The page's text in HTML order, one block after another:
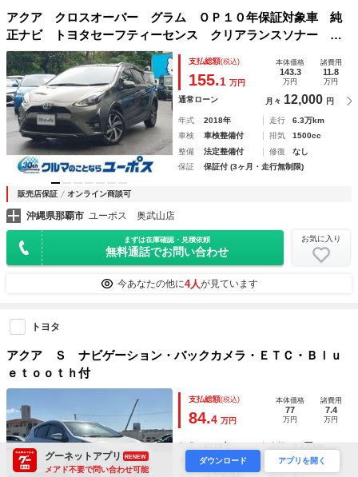
アクア クロスオーバー グラム ＯＰ１０年保証対象車 純
正ナビ トヨタセーフティーセンス クリアランスソナー ド
ライブレコーダー
支払総額(税込)
155.1 万円
本体価格
143.3
万円
諸費用
11.8
万円
通常ローン 月々 12,000 円
年式 2018年 走行
6.3万km
車検
車検整備付 排気
1500cc
整備
法定整備付 修復
なし
保証
保証付 (3ヶ月・走行無制限)
販売店保証 オンライン商談可
沖縄県那覇市 ユーポス 奥武山店
まずは在庫確認・見積依頼
無料通話でお問い合わせ
お気に入り
今あなたの他に4人が見ています
トヨタ
アクア Ｓ ナビゲーション・バックカメラ・ＥＴＣ・Ｂｌｕ
ｅｔｏｏｔｈ付
支払総額(税込)
84.4 万円
本体価格
77
万円
諸費用
7.4
万円
年式 2018年 走行
9.2万km
2026年8月 排気
1500cc
グーネットアプリ RENEW
メアド不要で問い合わせ可能
ダウンロード アプリを開く